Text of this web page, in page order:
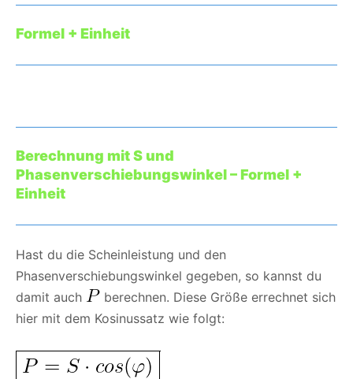
Formel + Einheit
Berechnung mit S und
Phasenverschiebungswinkel – Formel +
Einheit
Hast du die Scheinleistung und den
Phasenverschiebungswinkel gegeben, so kannst du
damit auch
berechnen. Diese Größe errechnet sich
hier mit dem Kosinussatz wie folgt: